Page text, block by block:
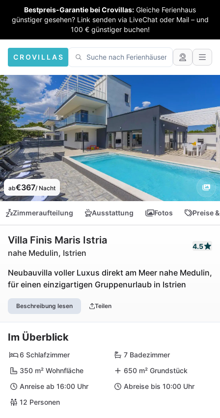
Bestpreis-Garantie bei Crovillas: Gleiche Ferienhaus
günstiger gesehen? Link senden via LiveChat oder Mail – und
100 € günstiger buchen!
CROVILLAS
ab€367/ Nacht
Zimmeraufteilung Ausstattung Fotos Preise
Villa Finis Maris Istria
nahe Medulin, Istrien
4.5
Neubauvilla voller Luxus direkt am Meer nahe Medulin,
für einen einzigartigen Gruppenurlaub in Istrien
Beschreibung lesen Teilen
Im Überblick
6 Schlafzimmer
7 Badezimmer
350 m² Wohnfläche
650 m² Grundstück
Anreise ab 16:00 Uhr
Abreise bis 10:00 Uhr
12 Personen